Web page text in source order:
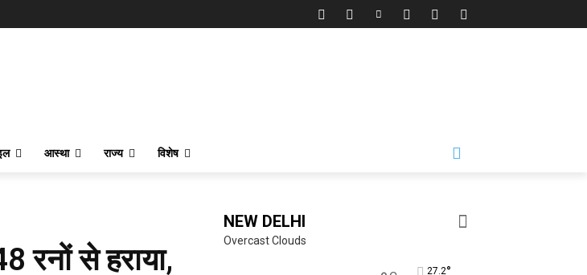
आस्था राज्य विशेष
रनों से हराया,
NEW DELHI
Overcast Clouds
27.2